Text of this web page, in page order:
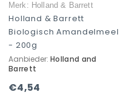
Merk: Holland & Barrett
Holland & Barrett
Biologisch Amandelmeel
- 200g
Aanbieder: Holland and
Barrett
€4,54